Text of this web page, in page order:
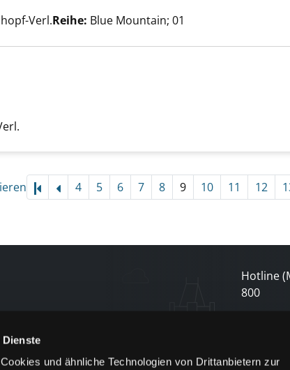
und ähnliche Technologien von Drittanbietern zur
Verl.Reihe: Blue Mountain; 01
anzeigen
4 5 6 7 8 9 10 11 12
Hotline
800
und